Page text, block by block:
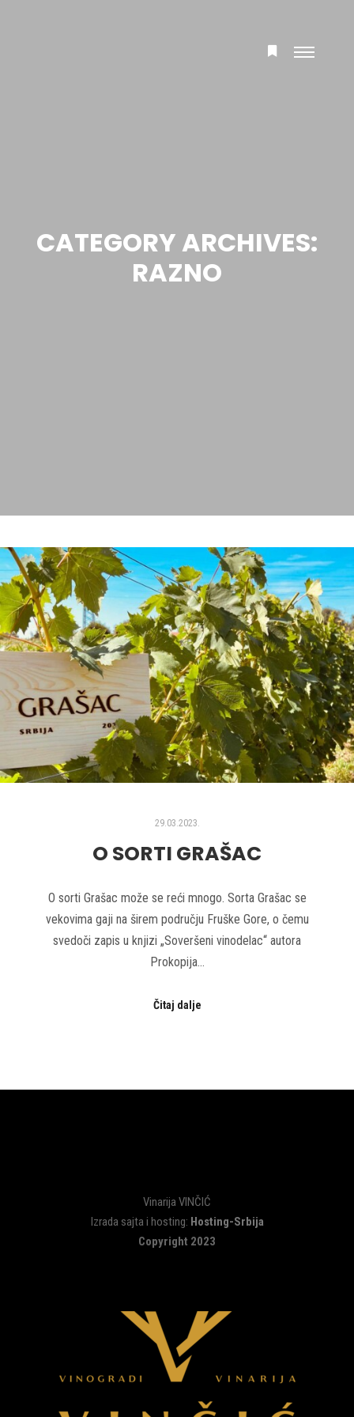
Main
CATEGORY ARCHIVES:
RAZNO
29.03.2023.
O SORTI GRAŠAC
O sorti Grašac može se reći mnogo. Sorta Grašac se
vekovima gaji na širem području Fruške Gore, o čemu
svedoči zapis u knjizi „Soveršeni vinodelac“ autora
Prokopija…
Čitaj dalje
Vinarija VINČIĆ
Izrada sajta i hosting: Hosting-Srbija
Copyright 2023